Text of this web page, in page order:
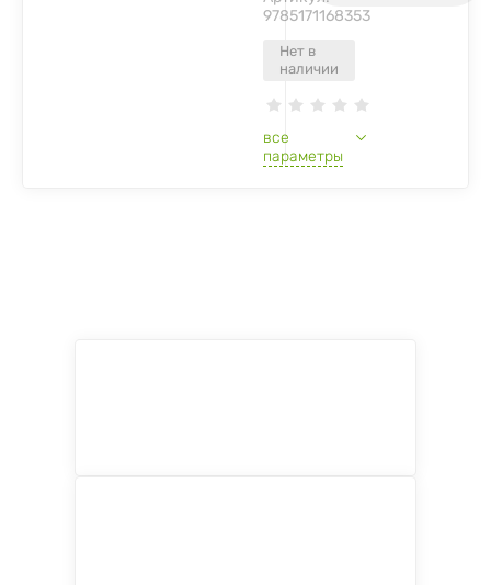
Нет в
наличии
9785171168353
все
параметры